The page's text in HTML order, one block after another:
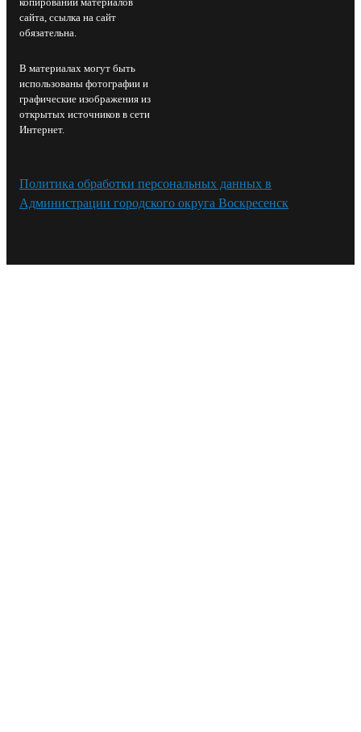
сайта, ссылка на сайт
обязательна.
В материалах могут быть
использованы фотографии и
графические изображения из
открытых источников в сети
Интернет.
Политика обработки персональных данных в
Администрации городского округа Воскресенск